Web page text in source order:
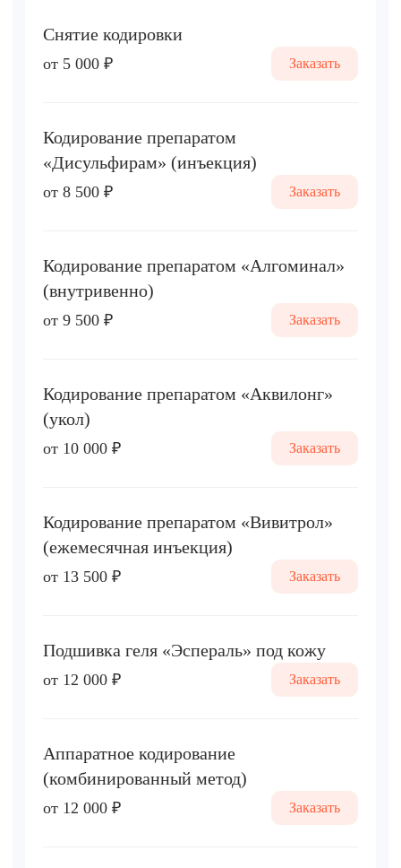
Снятие кодировки
от 5 000 ₽ Заказать
Кодирование препаратом
«Дисульфирам» (инъекция)
от 8 500 ₽ Заказать
Кодирование препаратом «Алгоминал»
(внутривенно)
от 9 500 ₽ Заказать
Кодирование препаратом «Аквилонг»
(укол)
от 10 000 ₽ Заказать
Кодирование препаратом «Вивитрол»
(ежемесячная инъекция)
от 13 500 ₽ Заказать
Подшивка геля «Эспераль» под кожу
от 12 000 ₽ Заказать
Аппаратное кодирование
(комбинированный метод)
от 12 000 ₽ Заказать